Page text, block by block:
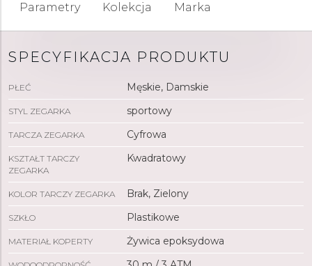
Parametry Kolekcja Marka
SPECYFIKACJA PRODUKTU
PŁEĆ Męskie, Damskie
STYL ZEGARKA sportowy
TARCZA ZEGARKA Cyfrowa
KSZTAŁT TARCZY
ZEGARKA
Kwadratowy
KOLOR TARCZY ZEGARKA Brak, Zielony
SZKŁO Plastikowe
MATERIAŁ KOPERTY Żywica epoksydowa